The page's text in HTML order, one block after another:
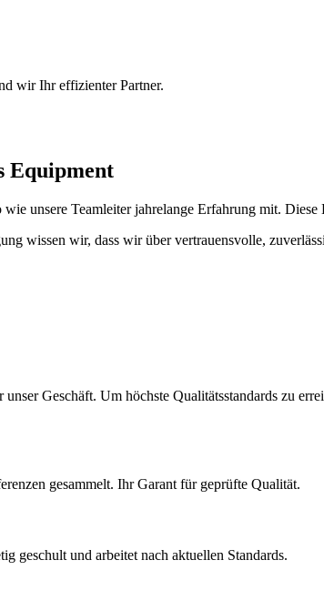
wir Ihr effizienter Partner.
Equipment
unsere Teamleiter jahrelange Erfahrung mit.
wissen wir, dass wir über vertrauensvolle,
Geschäft. Um höchste Qualitätsstandards zu
gesammelt. Ihr Garant für geprüfte Qualität.
geschult und arbeitet nach aktuellen Standards.